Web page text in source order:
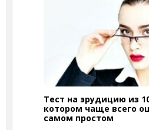
Тест на эрудицию из
котором чаще всего
самом простом